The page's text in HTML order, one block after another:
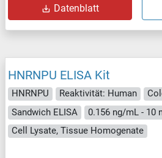
Datenblatt
HNRNPU ELISA Kit
HNRNPU Reaktivität: Human
Sandwich ELISA
0.156 ng/mL - 10
Cell Lysate, Tissue Homogenate